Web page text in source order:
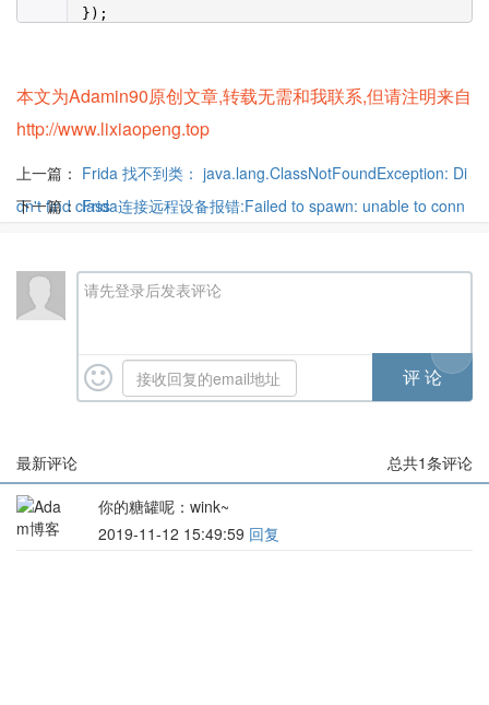
});
本文为Adamin90原创文章,转载无需和我联系,但请注明来自
http://www.lixiaopeng.top
上一篇： Frida 找不到类： java.lang.ClassNotFoundException: Di
dn't find class
下一篇：Frida连接远程设备报错:Failed to spawn: unable to conn
请先登录后发表评论
最新评论 总共1条评论
你的糖罐呢：wink~
2019-11-12 15:49:59 回复